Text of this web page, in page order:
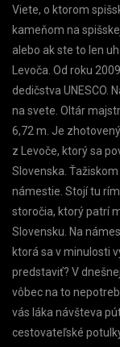
Viete, o ktorom
kameňom na
alebo ak ste to len
Levoča. Od roku
dedičstva UNESCO.
na svete. Oltár
6,72 m. Je
z Levoče, ktorý sa
Slovenska.
námestie. Stojí tu
storočia, ktorý patrí
Slovensku. Na
ktorá sa v minulosti
predstaviť? V
vôbec na to
vás láka návšteva
cestovateľské